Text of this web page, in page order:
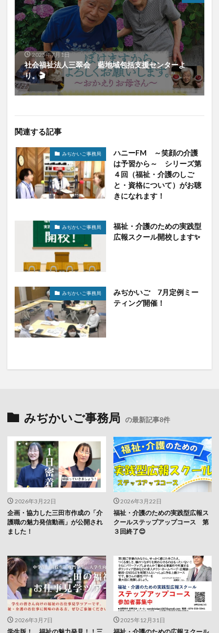
2025年7月1日
社会福祉法人三翠会 藍地域包括支援センターよ
り。🎬
関連する記事
みぢかいご事務局
ハニーFM ～笑顔の介護
は予習から～ シリーズ第
４回（福祉・介護のしご
と・資格について）がお聴
きになれます！
みぢかいご事務局
福祉・介護のための実践型
広報スクール開校します✨
みぢかいご事務局
みぢかいご 7月定例ミー
ティング開催！
みぢかいご事務局 の最新記事8件
2026年3月22日
企画・協力した三田市作成の「介
護職の魅力発信動画」が公開され
ました！
2026年3月22日
福祉・介護のための実践型広報ス
クールステップアップコース 第
３回終了😊
2026年3月7日 2025年12月31日